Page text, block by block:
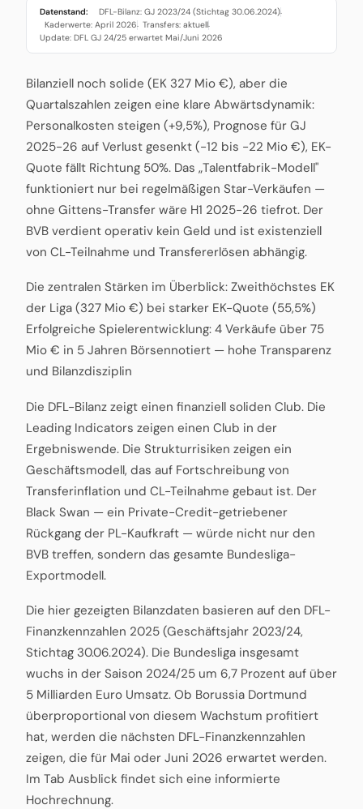
Datenstand: DFL-Bilanz: GJ 2023/24 (Stichtag 30.06.2024)·
Kaderwerte: April 2026· Transfers: aktuell·
Update: DFL GJ 24/25 erwartet Mai/Juni 2026
Bilanziell noch solide (EK 327 Mio €), aber die
Quartalszahlen zeigen eine klare Abwärtsdynamik:
Personalkosten steigen (+9,5%), Prognose für GJ
2025-26 auf Verlust gesenkt (-12 bis -22 Mio €), EK-
Quote fällt Richtung 50%. Das „Talentfabrik-Modell"
funktioniert nur bei regelmäßigen Star-Verkäufen —
ohne Gittens-Transfer wäre H1 2025-26 tiefrot. Der
BVB verdient operativ kein Geld und ist existenziell
von CL-Teilnahme und Transfererlösen abhängig.
Die zentralen Stärken im Überblick: Zweithöchstes EK
der Liga (327 Mio €) bei starker EK-Quote (55,5%)
Erfolgreiche Spielerentwicklung: 4 Verkäufe über 75
Mio € in 5 Jahren Börsennotiert — hohe Transparenz
und Bilanzdisziplin
Die DFL-Bilanz zeigt einen finanziell soliden Club. Die
Leading Indicators zeigen einen Club in der
Ergebniswende. Die Strukturrisiken zeigen ein
Geschäftsmodell, das auf Fortschreibung von
Transferinflation und CL-Teilnahme gebaut ist. Der
Black Swan — ein Private-Credit-getriebener
Rückgang der PL-Kaufkraft — würde nicht nur den
BVB treffen, sondern das gesamte Bundesliga-
Exportmodell.
Die hier gezeigten Bilanzdaten basieren auf den DFL-
Finanzkennzahlen 2025 (Geschäftsjahr 2023/24,
Stichtag 30.06.2024). Die Bundesliga insgesamt
wuchs in der Saison 2024/25 um 6,7 Prozent auf über
5 Milliarden Euro Umsatz. Ob Borussia Dortmund
überproportional von diesem Wachstum profitiert
hat, werden die nächsten DFL-Finanzkennzahlen
zeigen, die für Mai oder Juni 2026 erwartet werden.
Im Tab Ausblick findet sich eine informierte
Hochrechnung.